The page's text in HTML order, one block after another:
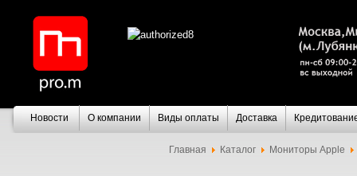
Новости О компании Виды оплаты Доставка
Главная Каталог Мониторы Apple